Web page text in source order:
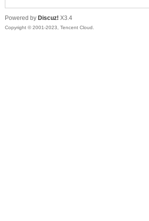
Powered by Discuz! X3.4
Copyright © 2001-2023, Tencent Cloud.